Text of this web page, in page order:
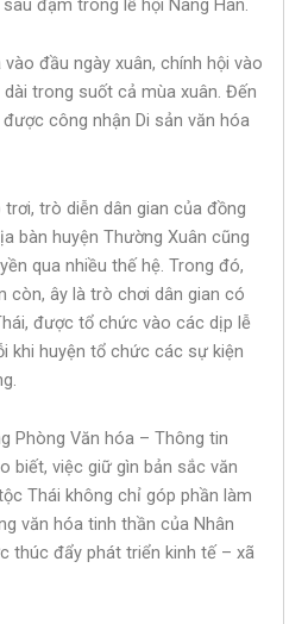
đậm trong lễ hội Nàng Han.
đầu ngày xuân, chính hội vào
trong suốt cả mùa xuân. Đến
công nhận Di sản văn hóa
trò diễn dân gian của đồng
bàn huyện Thường Xuân cũng
qua nhiều thế hệ. Trong đó,
còn, ây là trò chơi dân gian có
được tổ chức vào các dịp lễ
khi huyện tổ chức các sự kiện
Phòng Văn hóa – Thông tin
biết, việc giữ gìn bản sắc văn
Thái không chỉ góp phần làm
văn hóa tinh thần của Nhân
thúc đẩy phát triển kinh tế – xã